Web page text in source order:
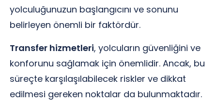
yolculuğunuzun başlangıcını ve sonunu
belirleyen önemli bir faktördür.
Transfer hizmetleri, yolcuların güvenliğini ve
konforunu sağlamak için önemlidir. Ancak, bu
süreçte karşılaşılabilecek riskler ve dikkat
edilmesi gereken noktalar da bulunmaktadır.